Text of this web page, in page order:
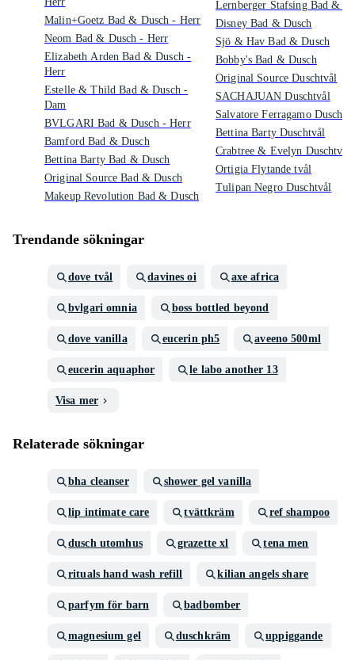
Malin+Goetz Bad & Dusch - Herr
Neom Bad & Dusch - Herr
Elizabeth Arden Bad & Dusch -
Herr
Estelle & Thild Bad & Dusch -
Dam
BVLGARI Bad & Dusch - Herr
Bamford Bad & Dusch
Bettina Barty Bad & Dusch
Original Source Bad & Dusch
Makeup Revolution Bad & Dusch
Lernberger Stafsing Bad &
Disney Bad & Dusch
Sjö & Hav Bad & Dusch
Bobby's Bad & Dusch
Original Source Duschtvål
SACHAJUAN Duschtvål
Salvatore Ferragamo
Bettina Barty Duschtvål
Crabtree & Evelyn Duschtvål
Ortigia Flytande tvål
Tulipan Negro Duschtvål
Trendande sökningar
dove tvål davines oi axe africa
bvlgari omnia boss bottled beyond
dove vanilla eucerin ph5 aveeno 500ml
eucerin aquaphor le labo another 13
Visa mer
Relaterade sökningar
bha cleanser shower gel vanilla
lip intimate care tvättkräm ref shampoo
dusch utomhus grazette xl tena men
rituals hand wash refill kilian angels share
parfym för barn badbomber
magnesium gel duschkräm uppiggande